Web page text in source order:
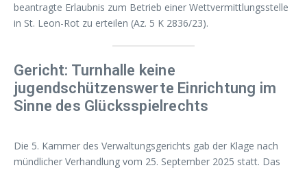
beantragte Erlaubnis zum Betrieb einer Wettvermittlungsstelle
in St. Leon-Rot zu erteilen (Az. 5 K 2836/23).
Gericht: Turnhalle keine
jugendschützenswerte Einrichtung im
Sinne des Glücksspielrechts
Die 5. Kammer des Verwaltungsgerichts gab der Klage nach
mündlicher Verhandlung vom 25. September 2025 statt. Das